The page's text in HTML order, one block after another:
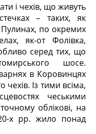
і чехів, що живуть
– таких, як
Пулинах, по окремих
як-от Фолівка,
серед тих, що
шосе.
в Коровинцях
Із тими всіма,
чеськими
облікові, на
х рр. жило понад